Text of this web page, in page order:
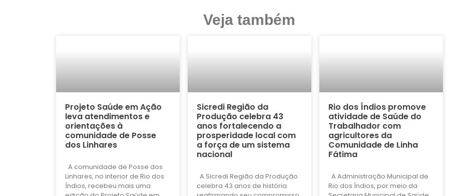
Veja também
Projeto Saúde em Ação
leva atendimentos e
orientações à
comunidade de Posse
dos Linhares
A comunidade de Posse dos
Linhares, no interior de Rio dos
Índios, recebeu mais uma
Sicredi Região da
Produção celebra 43
anos fortalecendo a
prosperidade local com
a força de um sistema
nacional
A Sicredi Região da Produção
celebra 43 anos de história
Rio dos Índios promove
atividade de Saúde do
Trabalhador com
agricultores da
Comunidade de Linha
Fátima
A Administração Municipal de
Rio dos Índios, por meio da